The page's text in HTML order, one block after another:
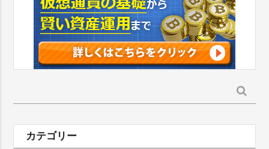
索:
カテゴリー